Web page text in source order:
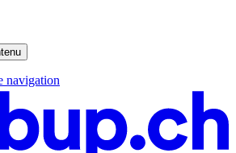
navigation